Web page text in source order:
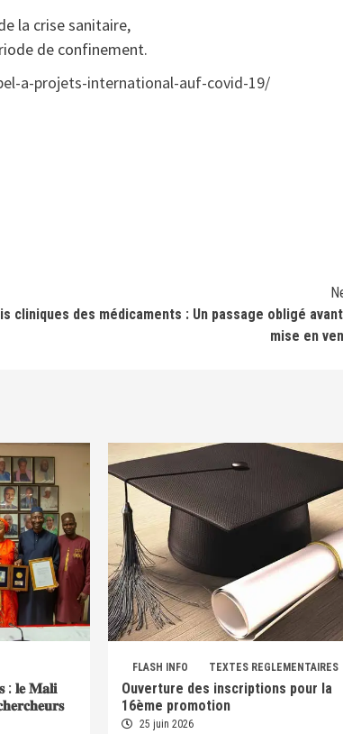
la crise sanitaire,
de confinement.
a-projets-international-auf-covid-19/
cliniques des médicaments : Un passage obligé
mise en
: 𝐥𝐞 𝐌𝐚𝐥𝐢
FLASH INFO TEXTES REGLEMENTAIRES
Ouverture des inscriptions pour la
16ème promotion
25 juin 2026